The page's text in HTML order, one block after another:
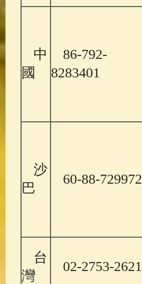
中
國
86-792-
8283401
沙
巴
60-88-729972
台
灣
02-2753-2621